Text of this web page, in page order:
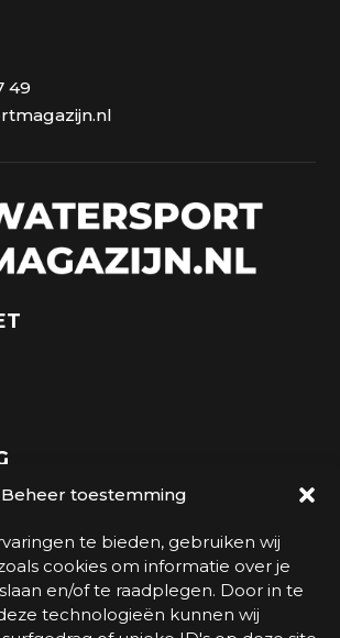
Beheer toestemming
te bieden, gebruiken wij
cookies om informatie over je
en/of te raadplegen. Door in te
technologieën kunnen wij
49